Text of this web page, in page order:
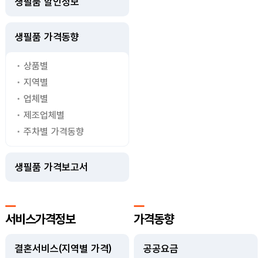
생필품 가격동향
상품별
지역별
업체별
제조업체별
주차별 가격동향
생필품 가격보고서
서비스가격정보
결혼서비스(지역별 가격)
가격동향
공공요금